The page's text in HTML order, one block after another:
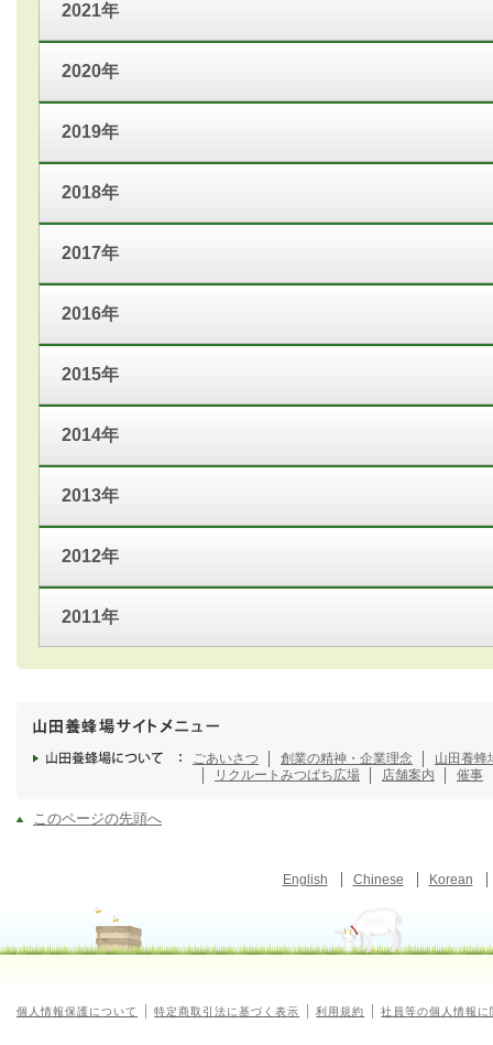
2021年
2020年
2019年
2018年
2017年
2016年
2015年
2014年
2013年
2012年
2011年
ごあいさつ 創業の精神・企業理念
山田養蜂
リクルート みつばち広場 店舗案内 催事
このページの先頭へ
English Chinese Korean
個人情報保護について 特定商取引法に基づく表示 利用規約 社員等の個人情報